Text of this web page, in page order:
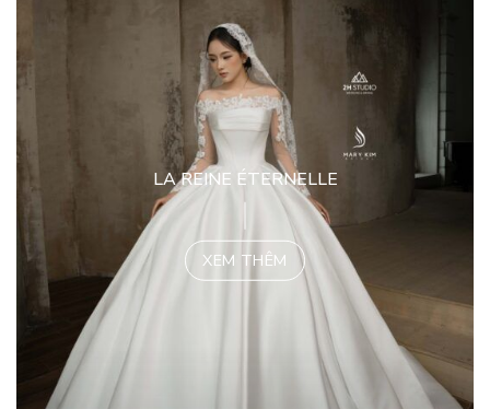
LA REINE ÉTERNELLE
XEM THÊM